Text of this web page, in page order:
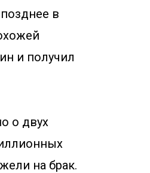
в
и получил
о двух
на брак.